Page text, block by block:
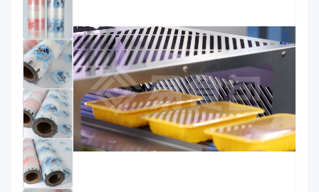
221330
SE53
热收缩
袋
拉伸膜
在线询价
商品参数
商品分类
盖膜
产品结构
PA/PA/RCPP
产品结构
PA/PA/RCPP
商品图片